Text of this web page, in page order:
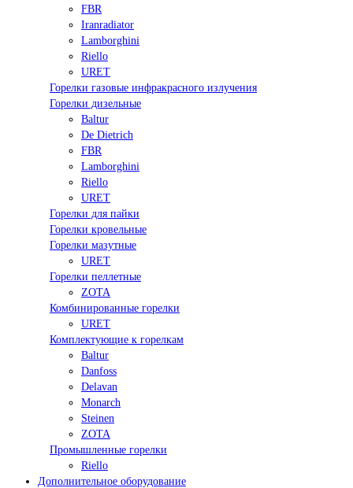
FBR
Iranradiator
Lamborghini
Riello
URET
Горелки газовые инфракрасного излучения
Горелки дизельные
Baltur
De Dietrich
FBR
Lamborghini
Riello
URET
Горелки для пайки
Горелки кровельные
Горелки мазутные
URET
Горелки пеллетные
ZOTA
Комбинированные горелки
URET
Комплектующие к горелкам
Baltur
Danfoss
Delavan
Monarch
Steinen
ZOTA
Промышленные горелки
Riello
Дополнительное оборудование